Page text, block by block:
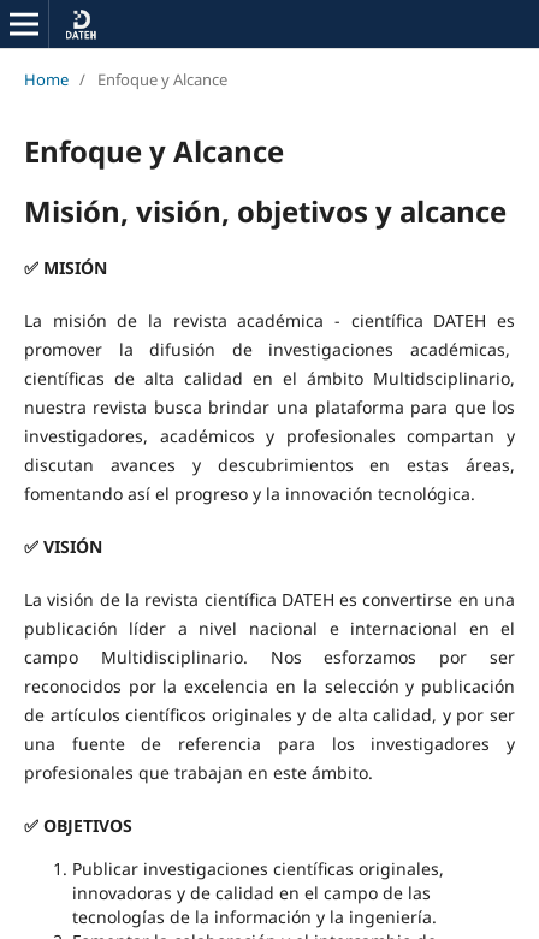
Home / Enfoque y Alcance
Enfoque y Alcance
Misión, visión, objetivos y alcance
✅ MISIÓN
La misión de la revista académica - científica DATEH es
promover la difusión de investigaciones académicas,
científicas de alta calidad en el ámbito Multidsciplinario,
nuestra revista busca brindar una plataforma para que los
investigadores, académicos y profesionales compartan y
discutan avances y descubrimientos en estas áreas,
fomentando así el progreso y la innovación tecnológica.
✅ VISIÓN
La visión de la revista científica DATEH es convertirse en una
publicación líder a nivel nacional e internacional en el
campo Multidisciplinario. Nos esforzamos por ser
reconocidos por la excelencia en la selección y publicación
de artículos científicos originales y de alta calidad, y por ser
una fuente de referencia para los investigadores y
profesionales que trabajan en este ámbito.
✅ OBJETIVOS
Publicar investigaciones científicas originales,
innovadoras y de calidad en el campo de las
tecnologías de la información y la ingeniería.